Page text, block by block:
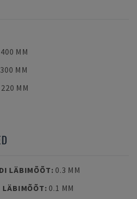
400 MM
300 MM
220 MM
LÄBIMÕÕT: 0.3 MM
LÄBIMÕÕT: 0.1 MM